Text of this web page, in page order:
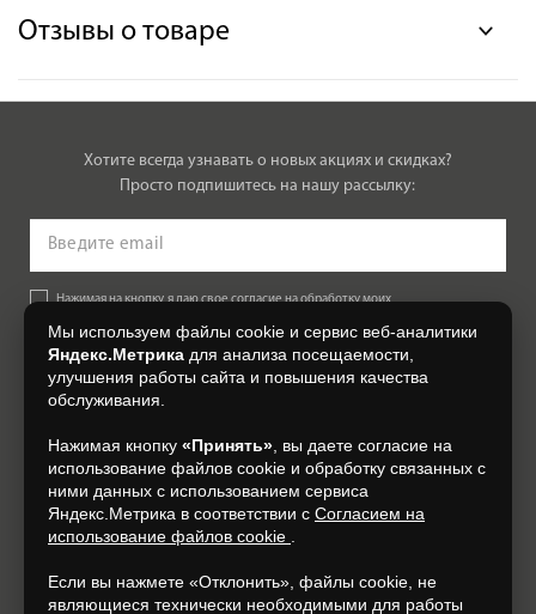
Отзывы о товаре
Хотите всегда узнавать о новых акциях и скидках?
Просто подпишитесь на нашу рассылку:
Нажимая на кнопку, я даю свое согласие на обработку моих
Согласии на обработку персональных данных.
+7 (4832) 300-007
Мы используем файлы cookie и сервис веб-аналитики
Яндекс.Метрика для анализа посещаемости,
улучшения работы сайта и повышения качества
обслуживания.
Нажимая кнопку «Принять» , вы даете согласие на
использование файлов cookie и обработку связанных с
ними данных с использованием сервиса
Яндекс.Метрика в соответствии с Согласием на
использование файлов cookie
Если вы нажмете «Отклонить», файлы cookie, не
являющиеся технически необходимыми для работы